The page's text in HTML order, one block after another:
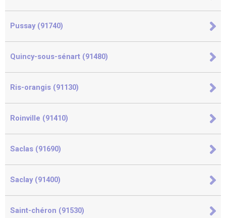
Pussay (91740)
Quincy-sous-sénart (91480)
Ris-orangis (91130)
Roinville (91410)
Saclas (91690)
Saclay (91400)
Saint-chéron (91530)